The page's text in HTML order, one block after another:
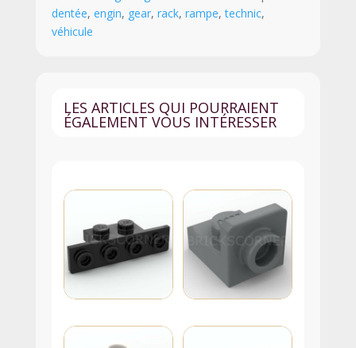
pour
Engrenage
-
Blanc
dentée, engin, gear, rack, rampe,technic,
véhicule
LES ARTICLES QUI POURRAIENT
ÉGALEMENT VOUS INTÉRESSER